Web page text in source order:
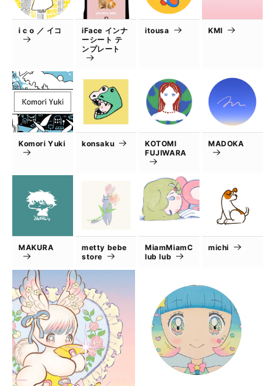
i c o ／ イコ
iFace インナ
ーシート テ
ンプレート
itousa KMI
Komori Yuki konsaku
KOTOMI
FUJIWARA
MADOKA
MAKURA
metty bebe
store
MiamMiamC
lub lub
michi